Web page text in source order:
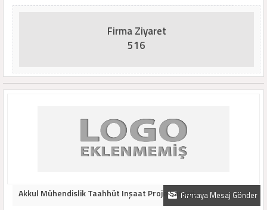
Firma Ziyaret
516
Firmaya Mesaj Gönder
Akkul Mühendislik Taahhüt Inşaat Proje Sanayi..